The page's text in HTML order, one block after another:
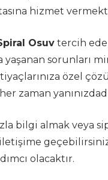
hizmet
Osuv tercih
yaşanan sorunları
özel
zaman
bilgi almak veya
olacaktır.